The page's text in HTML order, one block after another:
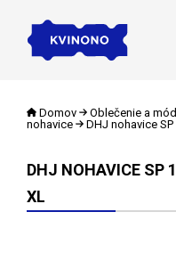
Domov Oblečenie a
nohavice
DHJ nohavice SP
DHJ NOHAVICE SP
XL